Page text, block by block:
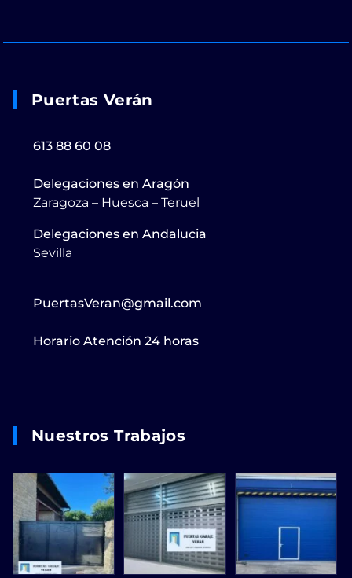
Puertas Verán
613 88 60 08
Delegaciones en Aragón
Zaragoza – Huesca – Teruel
Delegaciones en Andalucia
Sevilla
PuertasVeran@gmail.com
Horario Atención 24 horas
Nuestros Trabajos